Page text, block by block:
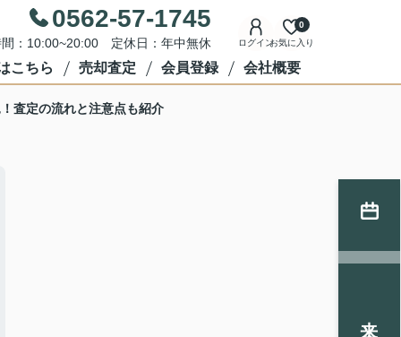
0562-57-1745
間：10:00~20:00 定休日：年中無休 ログインお気に入り
0
こちら 売却査定 会員登録 会社概要
査定の流れと注意点も紹介